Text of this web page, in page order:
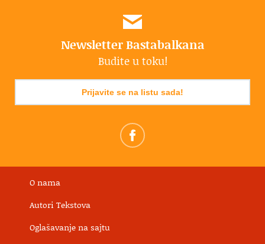
Newsletter Bastabalkana
Budite u toku!
Prijavite se na listu sada!
O nama
Autori Tekstova
Oglašavanje na sajtu